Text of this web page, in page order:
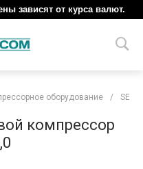
зависят от курса валют.
оборудование /
компрессор